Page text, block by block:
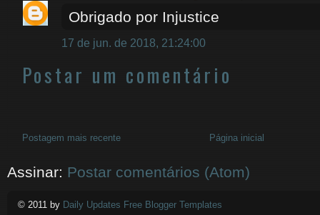
Obrigado por Injustice
17 de jun. de 2018, 21:24:00
Postar um comentário
Postagem mais recente Página inicial
Assinar: Postar comentários (Atom)
© 2011 by Daily Updates Free Blogger Templates